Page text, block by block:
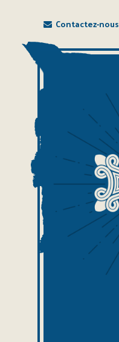
Contactez-nous